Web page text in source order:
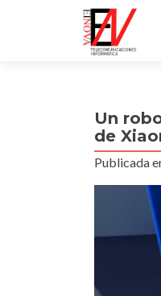
Un
de
Publicada